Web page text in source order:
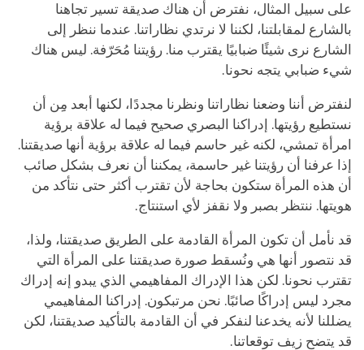
على سبيل المثال، نفترض أن هناك صديقة تسير تجاهنا
بالشارع لمقابلتنا، لكننا لا نرتدي نظاراتنا. عندما ننظر إلى
الشارع نرى شيئًا ضبابيًا يقترب منا. رؤيتنا مُحَرّفة. ليس هناك
شيء ضبابي يتجه نحونا.
لنفترض أننا وضعنا نظاراتنا ونظرنا مجددًا، لكنها أبعد مِِن أن
نستطيع رؤيتها. إدراكنا البصري صحيح فيما له علاقة برؤية
امرأة تمشي، لكنه غير حاسم فيما له علاقة برؤية أنها صديقتنا.
إذا عرفنا أن رؤيتنا غير حاسمة، يمكننا أن نعرف بشكل صائب
أن هذه المرأة ستكون بحاجة لأن تقترب أكثر حتى نتأكد من
هويتها. ننتظر بصبر ولا نقفز لأي استنتاج.
قد نأمل أن تكون المرأة القادمة على الطريق صديقتنا، ولذا،
قد نتصور أنها هي ونُسقط صورة صديقتنا على المرأة التي
تقترب نحونا. لكن هذا الإدراك المفاهيمي الذي يبدو إنه إدراك
مجرد ليس إدراكًا صائبًا. نحن مرتبكون. إدراكنا المفاهيمي
يضللنا لأنه يخدعنا لنفكر في أن القادمة بالتأكيد صديقتنا، لكن
قد يتضح زيف توقعاتنا.